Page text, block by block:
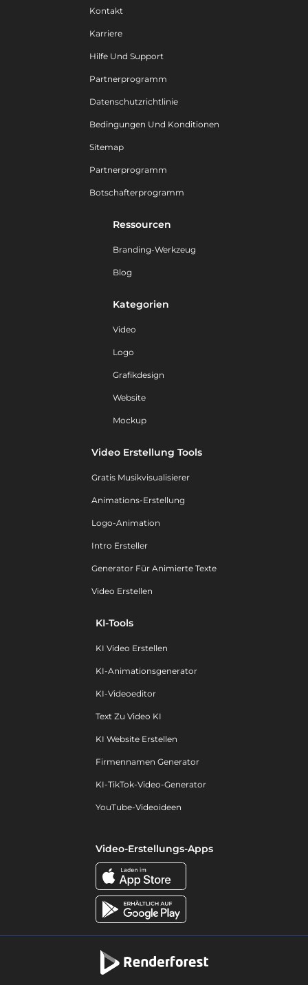
Kontakt
Karriere
Hilfe Und Support
Partnerprogramm
Datenschutzrichtlinie
Bedingungen Und Konditionen
Sitemap
Partnerprogramm
Botschafterprogramm
Ressourcen
Branding-Werkzeug
Blog
Kategorien
Video
Logo
Grafikdesign
Website
Mockup
Video Erstellung Tools
Gratis Musikvisualisierer
Animations-Erstellung
Logo-Animation
Intro Ersteller
Generator Für Animierte Texte
Video Erstellen
KI-Tools
KI Video Erstellen
KI-Animationsgenerator
KI-Videoeditor
Text Zu Video KI
KI Website Erstellen
Firmennamen Generator
KI-TikTok-Video-Generator
YouTube-Videoideen
Video-Erstellungs-Apps